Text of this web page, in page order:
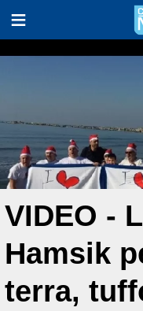
VIDEO -
Hamsik
terra,